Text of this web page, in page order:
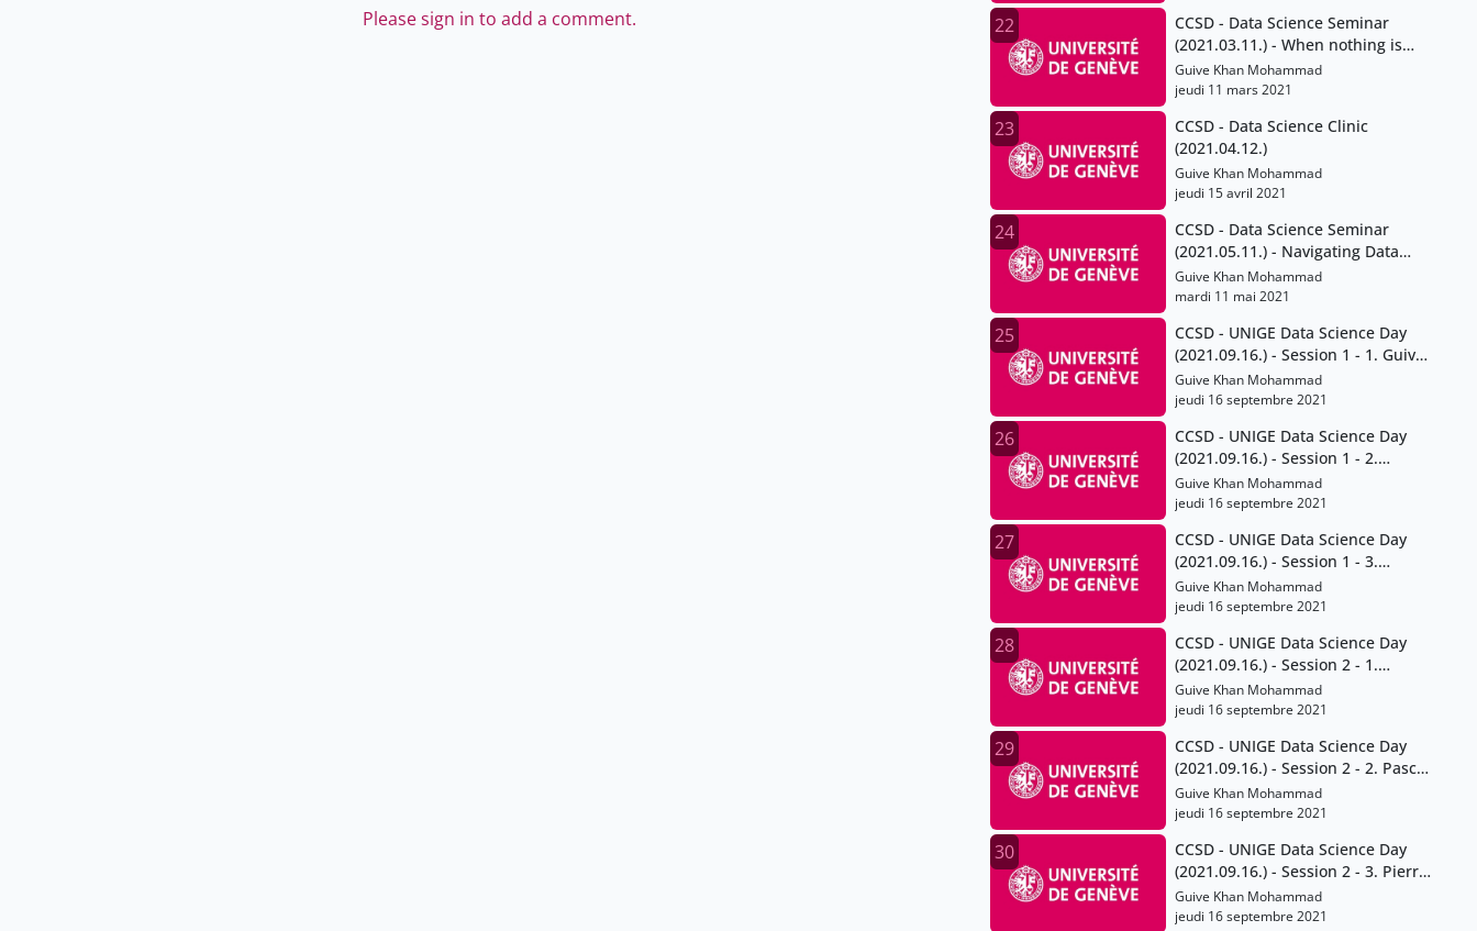
Please sign in to add a comment. 22
CCSD - Data Science Seminar
(2021.03.11.) - When nothing is
easy: Dealing with heterogeneous
data and interoperability issues
Guive Khan Mohammad
jeudi 11 mars 2021
23
CCSD - Data Science Clinic
(2021.04.12.)
Guive Khan Mohammad
jeudi 15 avril 2021
24
CCSD - Data Science Seminar
(2021.05.11.) - Navigating Data
Protection and Data Ownership in
Academic Research
Guive Khan Mohammad
mardi 11 mai 2021
25
CCSD - UNIGE Data Science Day
(2021.09.16.) - Session 1 - 1. Guive
Khan-Mohammad
Guive Khan Mohammad
jeudi 16 septembre 2021
26
CCSD - UNIGE Data Science Day
(2021.09.16.) - Session 1 - 2.
Bertrand Loison
Guive Khan Mohammad
jeudi 16 septembre 2021
27
CCSD - UNIGE Data Science Day
(2021.09.16.) - Session 1 - 3.
Fabrice Calame
Guive Khan Mohammad
jeudi 16 septembre 2021
28
CCSD - UNIGE Data Science Day
(2021.09.16.) - Session 2 - 1.
Anthony Lehmann
Guive Khan Mohammad
jeudi 16 septembre 2021
29
CCSD - UNIGE Data Science Day
(2021.09.16.) - Session 2 - 2. Pascal
Peduzzi
Guive Khan Mohammad
jeudi 16 septembre 2021
30
CCSD - UNIGE Data Science Day
(2021.09.16.) - Session 2 - 3. Pierre
Lacroix
Guive Khan Mohammad
jeudi 16 septembre 2021